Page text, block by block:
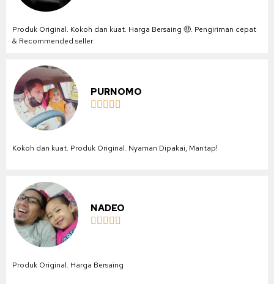
Produk Original. Kokoh dan kuat. Harga Bersaing 🤑. Pengiriman cepat
& Recommended seller
PURNOMO
    
Kokoh dan kuat. Produk Original. Nyaman Dipakai, Mantap!
NADEO
    
Produk Original. Harga Bersaing